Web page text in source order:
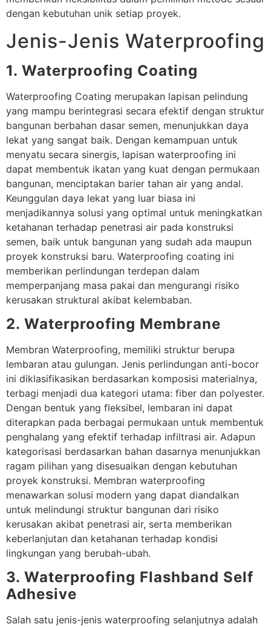
dengan kebutuhan unik setiap proyek.
Jenis-Jenis Waterproofing
1. Waterproofing Coating
Waterproofing Coating merupakan lapisan pelindung
yang mampu berintegrasi secara efektif dengan struktur
bangunan berbahan dasar semen, menunjukkan daya
lekat yang sangat baik. Dengan kemampuan untuk
menyatu secara sinergis, lapisan waterproofing ini
dapat membentuk ikatan yang kuat dengan permukaan
bangunan, menciptakan barier tahan air yang andal.
Keunggulan daya lekat yang luar biasa ini
menjadikannya solusi yang optimal untuk meningkatkan
ketahanan terhadap penetrasi air pada konstruksi
semen, baik untuk bangunan yang sudah ada maupun
proyek konstruksi baru. Waterproofing coating ini
memberikan perlindungan terdepan dalam
memperpanjang masa pakai dan mengurangi risiko
kerusakan struktural akibat kelembaban.
2. Waterproofing Membrane
Membran Waterproofing, memiliki struktur berupa
lembaran atau gulungan. Jenis perlindungan anti-bocor
ini diklasifikasikan berdasarkan komposisi materialnya,
terbagi menjadi dua kategori utama: fiber dan polyester.
Dengan bentuk yang fleksibel, lembaran ini dapat
diterapkan pada berbagai permukaan untuk membentuk
penghalang yang efektif terhadap infiltrasi air. Adapun
kategorisasi berdasarkan bahan dasarnya menunjukkan
ragam pilihan yang disesuaikan dengan kebutuhan
proyek konstruksi. Membran waterproofing
menawarkan solusi modern yang dapat diandalkan
untuk melindungi struktur bangunan dari risiko
kerusakan akibat penetrasi air, serta memberikan
keberlanjutan dan ketahanan terhadap kondisi
lingkungan yang berubah-ubah.
3. Waterproofing Flashband Self
Adhesive
Salah satu jenis-jenis waterproofing selanjutnya adalah